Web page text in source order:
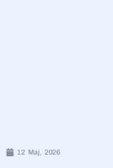
12 Maj, 2026